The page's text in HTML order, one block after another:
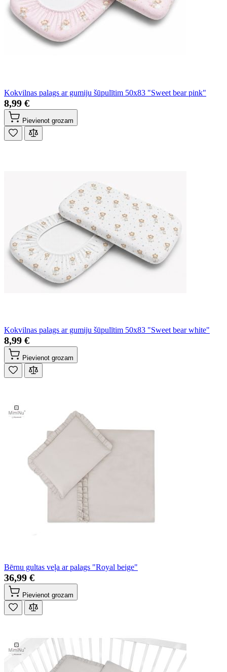
Kokvilnas palags ar gumiju šūpulītim 50x83 "Sweet bear pink"
8,99 €
Pievienot grozam
Kokvilnas palags ar gumiju šūpulītim 50x83 "Sweet bear white"
8,99 €
Pievienot grozam
Bērnu gultas veļa ar palags "Royal beige"
36,99 €
Pievienot grozam